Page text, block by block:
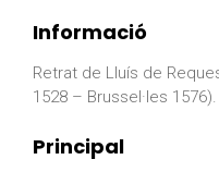
Informació
Retrat de Lluís de
1528 – Brussel·les
Principal